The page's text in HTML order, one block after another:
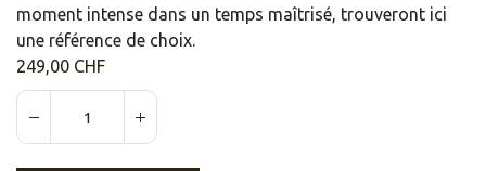
moment intense dans un temps maîtrisé, trouveront ici
une référence de choix.
249,00 CHF